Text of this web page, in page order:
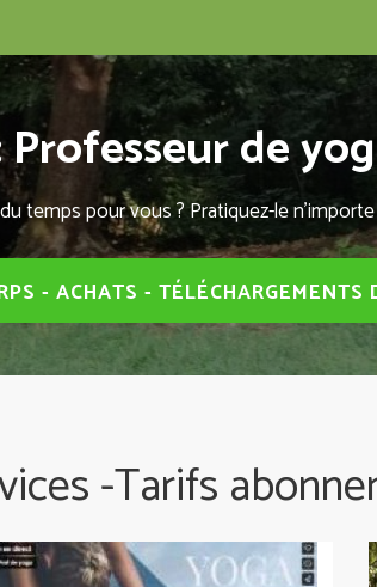
de
temps pour vous ? Pratiquez-le
- ACHATS - TÉLÉCHARGEMENTS
-Tarifs